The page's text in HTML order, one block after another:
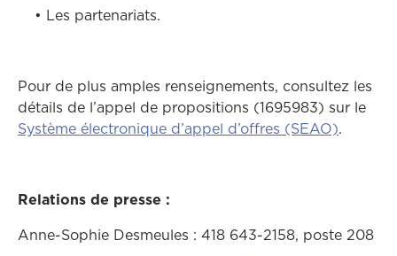
• Les partenariats.
Pour de plus amples renseignements, consultez les
détails de l’appel de propositions (1695983) sur le
Système électronique d’appel d’offres (SEAO).
Relations de presse :
Anne-Sophie Desmeules : 418 643-2158, poste 208